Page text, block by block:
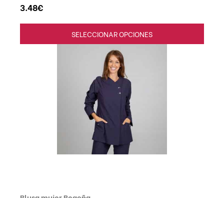
3.48€
SELECCIONAR OPCIONES